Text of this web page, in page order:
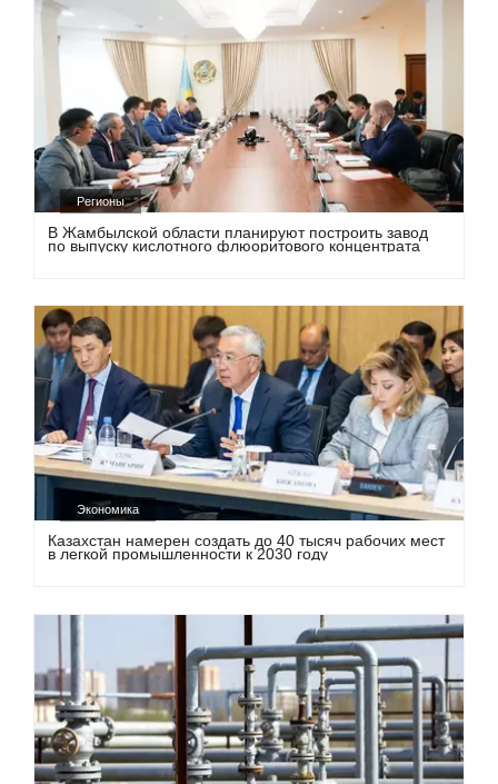
Регионы
В Жамбылской области планируют построить завод
по выпуску кислотного флюоритового концентрата
Экономика
Казахстан намерен создать до 40 тысяч рабочих мест
в легкой промышленности к 2030 году